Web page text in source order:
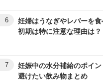
6
妊婦はうなぎやレバーを
初期は特に注意な理由は？
7
妊娠中の水分補給のポイ
避けたい飲み物まとめ